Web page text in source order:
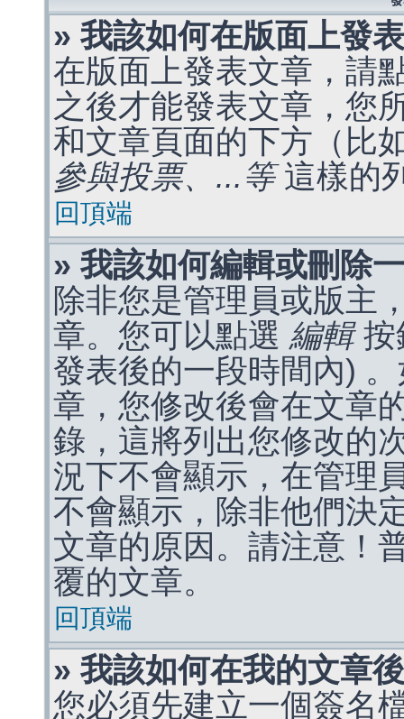
» 我該如何在版面上發
在版面上發表文章，請
之後才能發表文章，您
和文章頁面的下方（比
參與投票、...等這樣的
回頂端
» 我該如何編輯或刪除
除非您是管理員或版主
章。您可以點選 編輯按
發表後的一段時間內)
章，您修改後會在文章
錄，這將列出您修改的
況下不會顯示，在管理
不會顯示，除非他們決
文章的原因。請注意！
覆的文章。
回頂端
» 我該如何在我的文章
您必須先建立一個簽名